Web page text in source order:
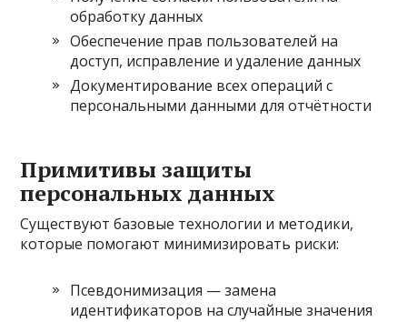
обработку данных
Обеспечение прав пользователей на
доступ, исправление и удаление данных
Документирование всех операций с
персональными данными для отчётности
Примитивы защиты
персональных данных
Существуют базовые технологии и методики,
которые помогают минимизировать риски:
Псевдонимизация — замена
идентификаторов на случайные значения